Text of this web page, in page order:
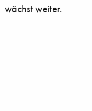
wächst weiter.